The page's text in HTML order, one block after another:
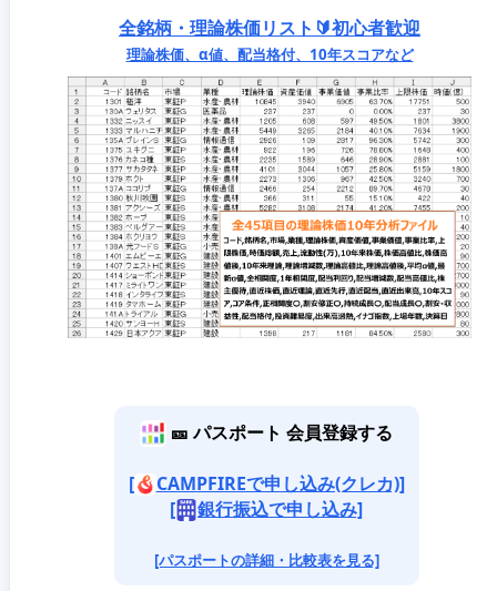
全銘柄・理論株価リスト🔰初心者歓迎
理論株価、α値、配当格付、10年スコアなど
🎫 パスポート 会員登録する
[
CAMPFIREで申し込み(クレカ)]
[
銀行振込で申し込み]
[パスポートの詳細・比較表を見る]